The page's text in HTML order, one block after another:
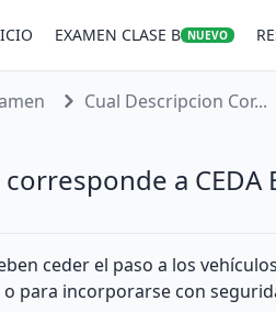
EXAMEN CLASE B NUEVO
Cual Descripcion Cor...
a CEDA
ceder el paso a los
para incorporarse con